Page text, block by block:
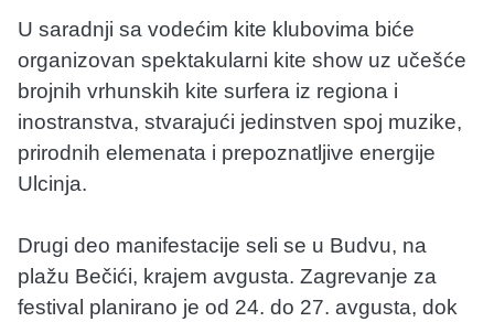
U saradnji sa vodećim kite klubovima biće
organizovan spektakularni kite show uz učešće
brojnih vrhunskih kite surfera iz regiona i
inostranstva, stvarajući jedinstven spoj muzike,
prirodnih elemenata i prepoznatljive energije
Ulcinja.
Drugi deo manifestacije seli se u Budvu, na
plažu Bečići, krajem avgusta. Zagrevanje za
festival planirano je od 24. do 27. avgusta, dok